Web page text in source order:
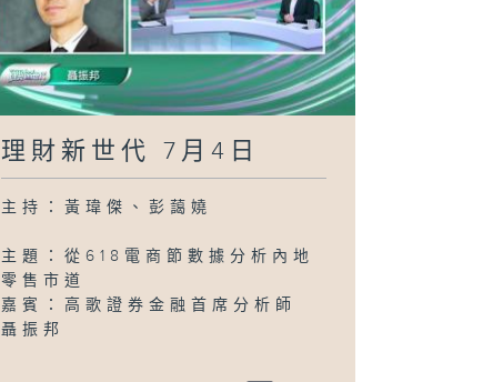
理財新世代 7月4日
主持：黃瑋傑、彭藹嬈
主題：從618電商節數據分析內地
零售市道
嘉賓：高歌證券金融首席分析師
聶振邦